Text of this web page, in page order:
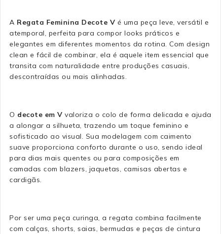
A Regata Feminina Decote V é uma peça leve, versátil e
atemporal, perfeita para compor looks práticos e
elegantes em diferentes momentos da rotina. Com design
clean e fácil de combinar, ela é aquele item essencial que
transita com naturalidade entre produções casuais,
descontraídas ou mais alinhadas.
O decote em V valoriza o colo de forma delicada e ajuda
a alongar a silhueta, trazendo um toque feminino e
sofisticado ao visual. Sua modelagem com caimento
suave proporciona conforto durante o uso, sendo ideal
para dias mais quentes ou para composições em
camadas com blazers, jaquetas, camisas abertas e
cardigãs.
Por ser uma peça curinga, a regata combina facilmente
com calças, shorts, saias, bermudas e peças de cintura